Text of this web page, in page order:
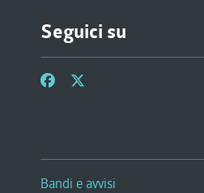
Seguici su
Bandi e avvisi